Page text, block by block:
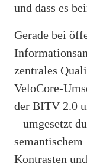
und dass es
Gerade bei
zentrales
VeloCore-
der BITV 2.0
– umgesetzt
semantischem
Kontrasten